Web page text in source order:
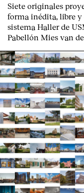
Siete originales
forma inédita, libre y
sistema Haller de
Pabellón Mies van